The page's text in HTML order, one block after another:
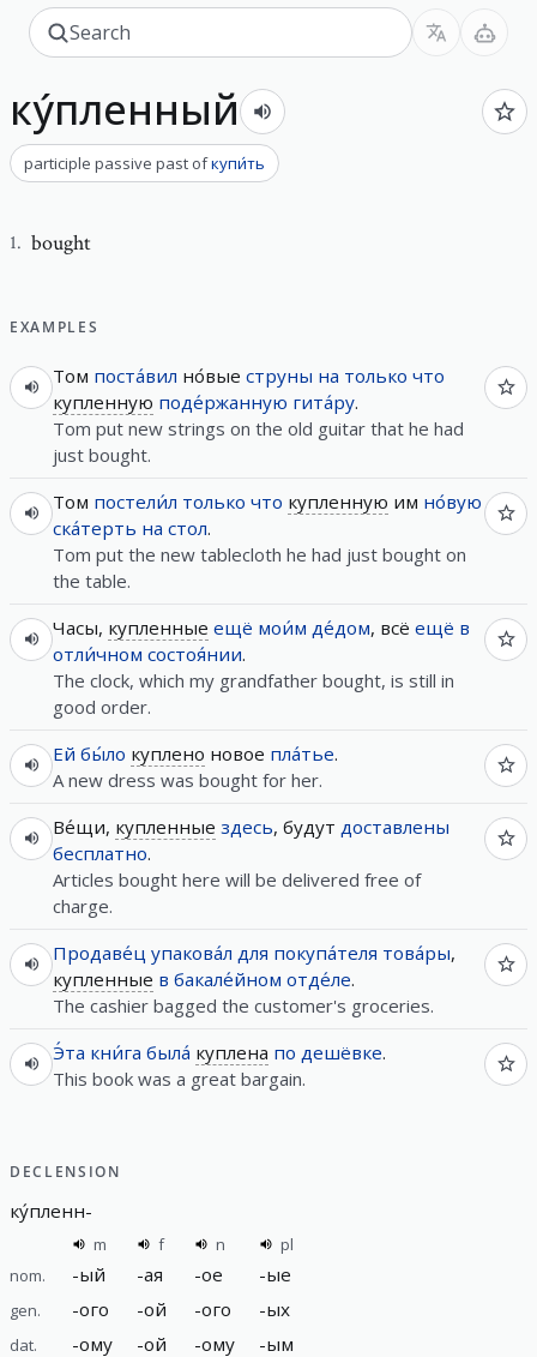
ку́пленный
participle passive past ofкупи́ть
1. bought
EXAMPLES
Том поста́вил но́вые струны на только что
купленную поде́ржанную гита́ру.
Tom put new strings on the old guitar that he had
just bought.
Том постели́л только что купленную им но́вую
ска́терть на стол.
Tom put the new tablecloth he had just bought on
the table.
Часы, купленные ещё мои́м де́дом, всё ещё в
отли́чном состоя́нии.
The clock, which my grandfather bought, is still in
good order.
Ей бы́ло куплено новое пла́тье.
A new dress was bought for her.
Ве́щи, купленные здесь, будут доставлены
бесплатно.
Articles bought here will be delivered free of
charge.
Продаве́ц упакова́л для покупа́теля това́ры,
купленные в бакале́йном отде́ле.
The cashier bagged the customer's groceries.
Э́та кни́га была́ куплена по дешёвке.
This book was a great bargain.
DECLENSION
ку́пленн-
m f n
pl
nom.
-ый -ая -ое -ые
gen. -ого -ой -ого -ых
dat. -ому -ой -ому -ым